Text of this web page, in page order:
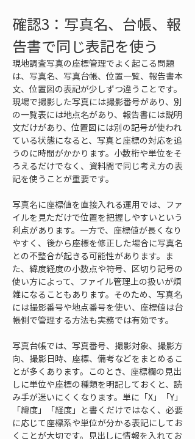
確認3：写真名、台帳、報
告書で同じ表記を使う
現地調査写真の座標管理でよく起こる問題
は、写真名、写真台帳、位置一覧、報告書本
文、位置図の表記が少しずつ違うことです。
現場で撮影した写真には撮影番号があり、別
の一覧表には地点名があり、報告書には説明
文だけがあり、位置図には別の記号が使われ
ている状態になると、写真と座標の対応を追
うのに時間がかかります。小数桁や単位をそ
ろえるだけでなく、資料間で同じ考え方の表
記を使うことが重要です。
写真名に座標値を直接入れる運用では、ファ
イルを見ただけで位置を把握しやすいという
利点があります。一方で、座標値が長くなり
やすく、後から座標を修正した場合に写真名
との不整合が起きる可能性があります。ま
た、緯度経度の小数点や符号、区切り記号の
使い方によって、ファイル管理上の扱いが煩
雑になることもあります。そのため、写真名
には撮影番号や地点番号を使い、座標値は台
帳側で管理する方法も実務では有効です。
写真台帳では、写真番号、撮影対象、撮影方
向、撮影日時、座標、備考などをまとめるこ
とが多くあります。このとき、座標欄の見出
しに単位や座標の種類を明記しておくと、読
み手が迷いにくくなります。単に「X」「Y」
「緯度」「経度」と書くだけではなく、必要
に応じて座標系や単位が分かる表記にしてお
くことが大切です。見出しに情報を入れてお